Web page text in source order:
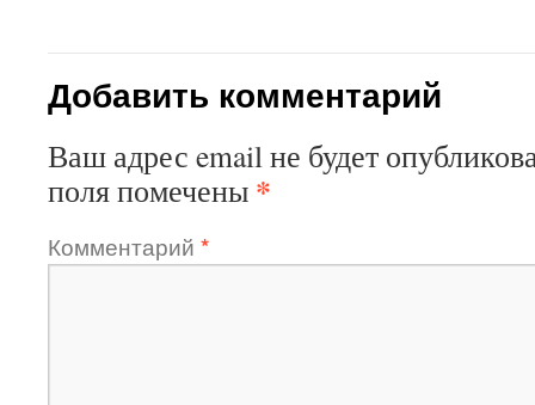
Добавить комментарий
Ваш адрес email не будет
поля помечены *
Комментарий *